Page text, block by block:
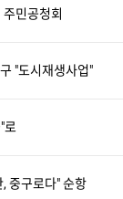
민공청회
"도시재생사업"
로
중구로다" 순항